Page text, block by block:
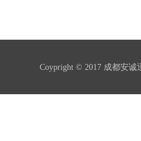
Coypright © 2017 成都安诚